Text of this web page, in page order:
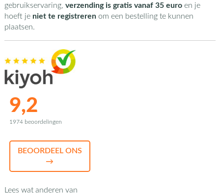
gebruikservaring, verzending is gratis vanaf 35 euroen je
hoeft je niet te registrerenom een bestelling te kunnen
plaatsen.
9,2
1974 beoordelingen
BEOORDEEL ONS
→
Lees wat anderen van